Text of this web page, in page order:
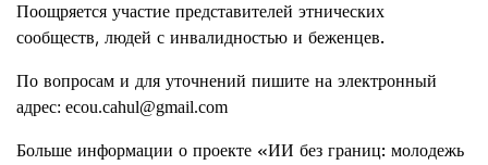
Поощряется участие представителей этнических
сообществ, людей с инвалидностью и беженцев.
По вопросам и для уточнений пишите на электронный
адрес: ecou.cahul@gmail.com
Больше информации о проекте «ИИ без границ: молодежь